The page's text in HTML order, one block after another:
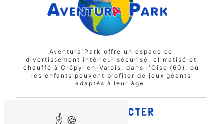
Aventura Park offre un espace de
divertissement intérieur sécurisé, climatisé et
chauffé à Crépy-en-Valois, dans l'Oise (60), où
les enfants peuvent profiter de jeux géants
adaptés à leur âge.
NOUS CONTACTER